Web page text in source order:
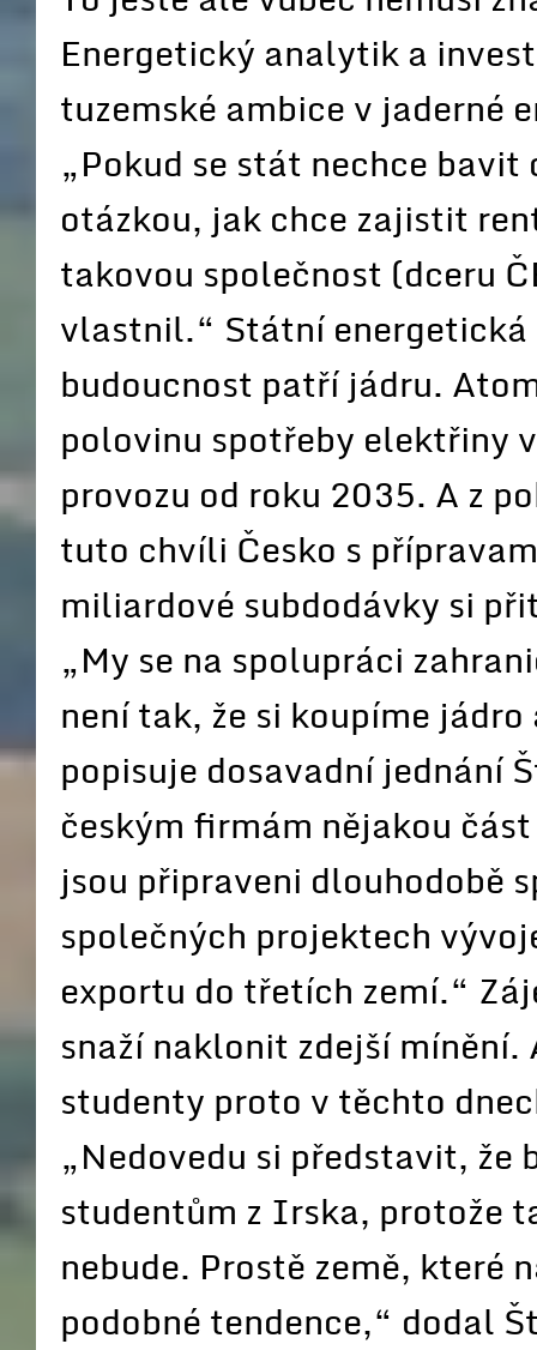
Energetický analytik a
tuzemské ambice v jaderné
„Pokud se stát nechce
otázkou, jak chce zajistit
takovou společnost (dceru
vlastnil.“ Státní energetická
budoucnost patří jádru.
polovinu spotřeby elektřiny
provozu od roku 2035. A z
tuto chvíli Česko s
miliardové subdodávky si
„My se na spolupráci
není tak, že si koupíme
popisuje dosavadní jednání
českým firmám nějakou
jsou připraveni dlouhodobě
společných projektech
exportu do třetích zemí.“
snaží naklonit zdejší mínění.
studenty proto v těchto
„Nedovedu si představit, že
studentům z Irska, protože
nebude. Prostě země, které
podobné tendence,“ dodal